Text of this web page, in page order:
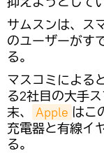
サムスンは、ス
のユーザーがす
る。
マスコミによる
る2社目の大手
末、
Apple はこ
充電器と有線イ
る。